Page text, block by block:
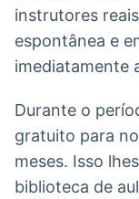
instrutores
espontânea e
imediatamente
Durante o
gratuito para
meses. Isso
biblioteca de